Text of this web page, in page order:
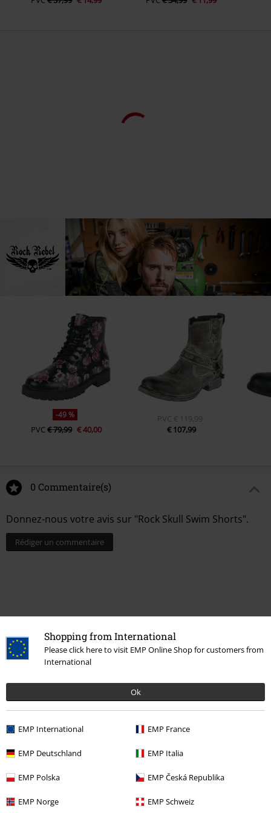
Shopping from International
Please click here to visit EMP Online Shop for customers from
International
Ok
EMP International EMP France
EMP Deutschland EMP Italia
EMP Polska EMP Česká Republika
EMP Norge EMP Schweiz
-49 %
PVC€ 79,99 € 40,00
PVC € 119,99
€ 107,99
0 Commentaire(s)
Donnez-nous votre avis sur "Rock Skull Swim Shorts".
Rédiger un commentaire